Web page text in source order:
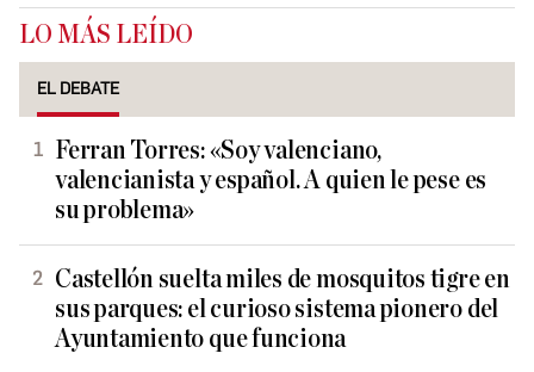
LO MÁS LEÍDO
EL DEBATE
Ferran Torres: «Soy valenciano,
valencianista y español. A quien le pese es
su problema»
Castellón suelta miles de mosquitos tigre en
sus parques: el curioso sistema pionero del
Ayuntamiento que funciona